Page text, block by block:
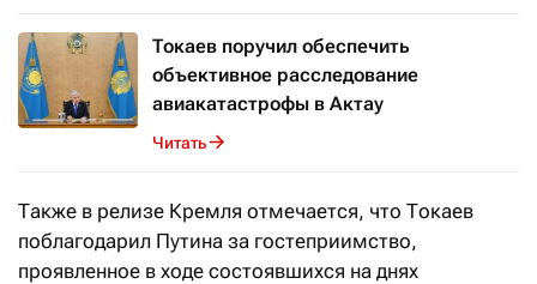
Токаев поручил обеспечить
объективное расследование
авиакатастрофы в Актау
Читать
Также в релизе Кремля отмечается, что Токаев
поблагодарил Путина за гостеприимство,
проявленное в ходе состоявшихся на днях